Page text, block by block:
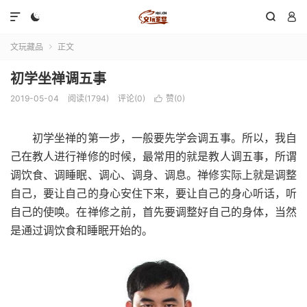
  

文玩藏品  正文
初学坐禅调五事
2019-05-04 阅读(1794) 评论(0)  赞(0)
初学坐禅的第一步，一般要先学会调五事。所以，我自
己在教人进行禅修的时候，最常用的就是教人调五事，所谓
调饮食、调睡眠、调心、调身、调息。禅修实际上就是调整
自己，要让自己的身心安住下来，要让自己的身心听话，听
自己的使唤。在禅修之前，首先要调整好自己的身体，当然
是通过调饮食和睡眠开始的。